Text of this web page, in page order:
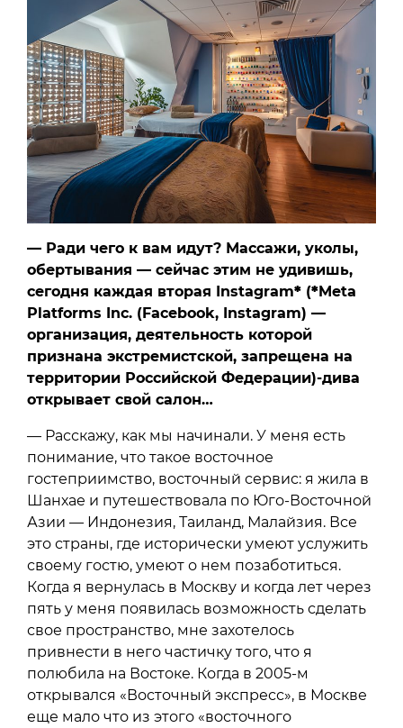
— Ради чего к вам идут? Массажи, уколы,
обертывания — сейчас этим не удивишь,
сегодня каждая вторая Instagram* (*Meta
Platforms Inc. (Facebook, Instagram) —
организация, деятельность которой
признана экстремистской, запрещена на
территории Российской Федерации)-дива
открывает свой салон…
— Расскажу, как мы начинали. У меня есть
понимание, что такое восточное
гостеприимство, восточный сервис: я жила в
Шанхае и путешествовала по Юго-Восточной
Азии — Индонезия, Таиланд, Малайзия. Все
это страны, где исторически умеют услужить
своему гостю, умеют о нем позаботиться.
Когда я вернулась в Москву и когда лет через
пять у меня появилась возможность сделать
свое пространство, мне захотелось
привнести в него частичку того, что я
полюбила на Востоке. Когда в 2005-м
открывался «Восточный экспресс», в Москве
еще мало что из этого «восточного